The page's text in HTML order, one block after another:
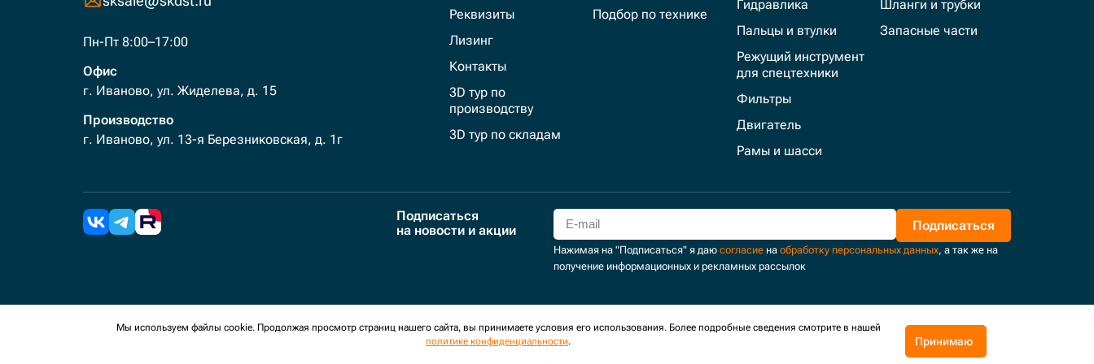
Пн-Пт 8:00–17:00
Офис
г. Иваново, ул. Жиделева, д. 15
Производство
г. Иваново, ул. 13-я Березниковская, д. 1г
Реквизиты
Лизинг
Контакты
3D тур по
производству
3D тур по складам
Подбор по технике
Гидравлика
Пальцы и втулки
Режущий инструмент
для спецтехники
Фильтры
Двигатель
Рамы и шасси
Шланги и трубки
Запасные части
Подписаться
на новости и акции
Подписаться
Нажимая на "Подписаться" я даю согласиена обработку персональных данных, а так же на
получение информационных и рекламных рассылок
2026 Все права защищены. Мы используем cookies для сбора обезличенных персональных данных. Оставаясь на
Поддержка и развитие
Мы используем файлы cookie. Продолжая просмотр страниц нашего сайта, вы принимаете условия его использования. Более подробные сведения смотрите в нашей
политике конфиденциальности. Принимаю